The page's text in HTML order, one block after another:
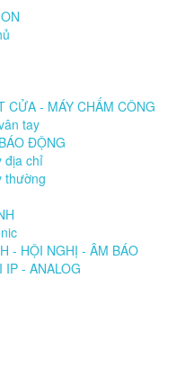
CỬA - MÁY CHẤM CÔNG
tay
ĐỘNG
địa chỉ
thường
- HỘI NGHỊ - ÂM BÁO
- ANALOG